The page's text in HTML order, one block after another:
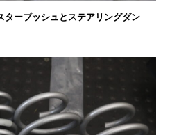
ターブッシュとステアリングダン